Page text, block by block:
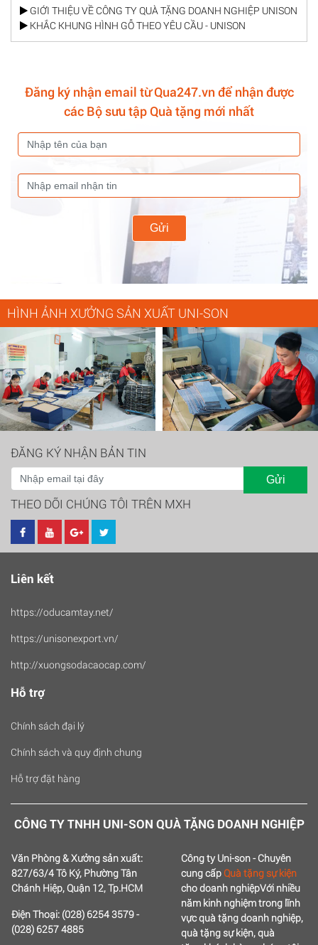
GIỚI THIỆU VỀ CÔNG TY QUÀ TẶNG DOANH NGHIỆP UNISON
KHẮC KHUNG HÌNH GỖ THEO YÊU CẦU - UNISON
Đăng ký nhận email từ Qua247.vn để nhận được
các Bộ sưu tập Quà tặng mới nhất
Gửi
HÌNH ẢNH XƯỞNG SẢN XUẤT UNI-SON
ĐĂNG KÝ NHẬN BẢN TIN
Gửi
THEO DÕI CHÚNG TÔI TRÊN MXH
Liên kết
https://oducamtay.net/
https://unisonexport.vn/
http://xuongsodacaocap.com/
Hỗ trợ
Chính sách đại lý
Chính sách và quy định chung
Hỗ trợ đặt hàng
CÔNG TY TNHH UNI-SON QUÀ TẶNG DOANH NGHIỆP
Văn Phòng & Xưởng sản xuất:
827/63/4 Tô Ký, Phường Tân
Chánh Hiệp, Quận 12, Tp.HCM
Điện Thoại: (028) 6254 3579 -
(028) 6257 4885
Công ty Uni-son - Chuyên
cung cấp Quà tặng sự kiện
cho doanh nghiệpVới nhiều
năm kinh nghiệm trong lĩnh
vực quà tặng doanh nghiệp,
quà tặng sự kiện, quà